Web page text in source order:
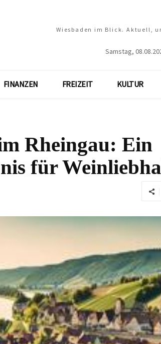
Wiesbaden im Blick. Aktuell,
Samstag,
FINANZEN FREIZEIT KULTUR
Rheingau: Ein
für